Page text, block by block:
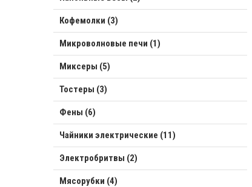
Кофемолки (3)
Микроволновые печи (1)
Миксеры (5)
Тостеры (3)
Фены (6)
Чайники электрические (11)
Электробритвы (2)
Мясорубки (4)